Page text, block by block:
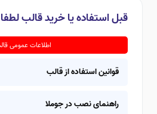
قبل استفاده یا خرید قالب
اطلاعات عمومی
قوانین استفاده از قالب
راهنمای نصب در جوملا